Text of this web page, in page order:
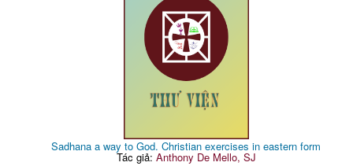
Sadhana a way to God. Christian exercises in eastern form
Tác giả: Anthony De Mello, SJ